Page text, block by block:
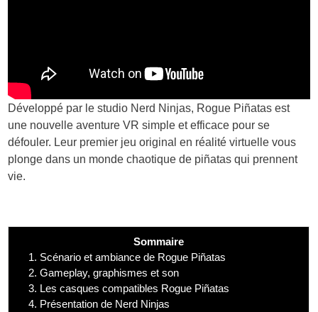
Développé par le studio Nerd Ninjas, Rogue Piñatas est
une nouvelle aventure VR simple et efficace pour se
défouler. Leur premier jeu original en réalité virtuelle vous
plonge dans un monde chaotique de piñatas qui prennent
vie.
Sommaire
1. Scénario et ambiance de Rogue Piñatas
2. Gameplay, graphismes et son
3. Les casques compatibles Rogue Piñatas
4. Présentation de Nerd Ninjas